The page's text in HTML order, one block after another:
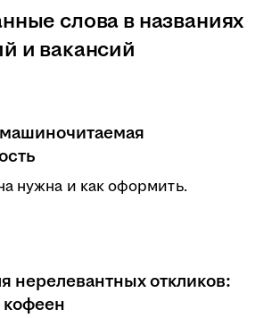
слова в названиях
и вакансий
нужна и как оформить.
нерелевантных откликов: